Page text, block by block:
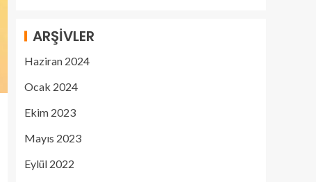
ARŞIVLER
Haziran 2024
Ocak 2024
Ekim 2023
Mayıs 2023
Eylül 2022